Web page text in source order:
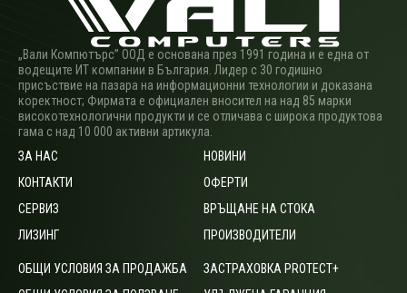
„Вали Компютърс” ООД е основана през 1991 година и е една от
водещите ИТ компании в България. Лидер с 30 годишно
присъствие на пазара на информационни технологии и доказана
коректност; Фирмата е официален вносител на над 85 марки
високотехнологични продукти и се отличава с широка продуктова
гама с над 10 000 активни артикула.
ЗА НАС
КОНТАКТИ
СЕРВИЗ
ЛИЗИНГ
НОВИНИ
ОФЕРТИ
ВРЪЩАНЕ НА СТОКА
ПРОИЗВОДИТЕЛИ
ОБЩИ УСЛОВИЯ ЗА ПРОДАЖБА
ЗАСТРАХОВКА PROTECT+